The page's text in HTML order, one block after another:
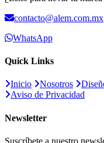
contacto@alem.com.mx
WhatsApp
Quick Links
Inicio Nosotros
Aviso de Privacidad
Newsletter
Suscríbete a nuestro